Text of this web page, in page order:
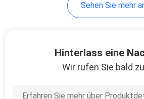
Sehen Sie mehr
Hinterlass eine
Wir rufen Sie bald